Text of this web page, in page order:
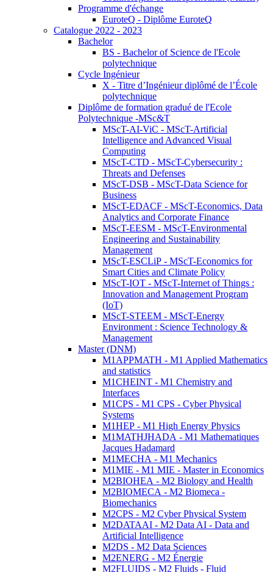
Programme d'échange
EuroteQ - Diplôme EuroteQ
Catalogue 2022 - 2023
Bachelor
BS - Bachelor of Science de l'Ecole
polytechnique
Cycle Ingénieur
X - Titre d’Ingénieur diplômé de l’École
polytechnique
Diplôme de formation gradué de l'Ecole
Polytechnique -MSc&T
MScT-AI-ViC - MScT-Artificial
Intelligence and Advanced Visual
Computing
MScT-CTD - MScT-Cybersecurity :
Threats and Defenses
MScT-DSB - MScT-Data Science for
Business
MScT-EDACF - MScT-Economics, Data
Analytics and Corporate Finance
MScT-EESM - MScT-Environmental
Engineering and Sustainability
Management
MScT-ESCLiP - MScT-Economics for
Smart Cities and Climate Policy
MScT-IOT - MScT-Internet of Things :
Innovation and Management Program
(IoT)
MScT-STEEM - MScT-Energy
Environment : Science Technology &
Management
Master (DNM)
M1APPMATH - M1 Applied Mathematics
and statistics
M1CHEINT - M1 Chemistry and
Interfaces
M1CPS - M1 CPS - Cyber Physical
Systems
M1HEP - M1 High Energy Physics
M1MATHJHADA - M1 Mathematiques
Jacques Hadamard
M1MECHA - M1 Mechanics
M1MIE - M1 MIE - Master in Economics
M2BIOHEA - M2 Biology and Health
M2BIOMECA - M2 Biomeca -
Biomechanics
M2CPS - M2 Cyber Physical System
M2DATAAI - M2 Data AI - Data and
Artificial Intelligence
M2DS - M2 Data Sciences
M2ENERG - M2 Énergie
M2FLUIDS - M2 Fluids - Fluid